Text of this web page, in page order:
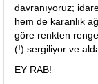
davranıyoruz;
hem de karanlık
göre renkten
(!) sergiliyor ve
EY RAB!